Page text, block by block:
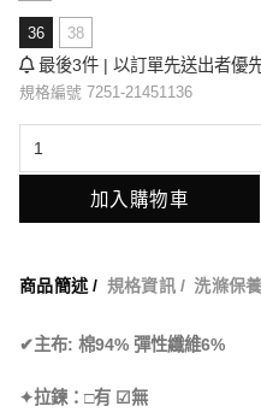
36 38
最後3件 | 以訂單先送出者優
規格編號 7251-21451136
加入購物車
商品簡述 / 規格資訊 / 洗滌保
✔主布: 棉94% 彈性纖
✦拉鍊：□有 ☑無